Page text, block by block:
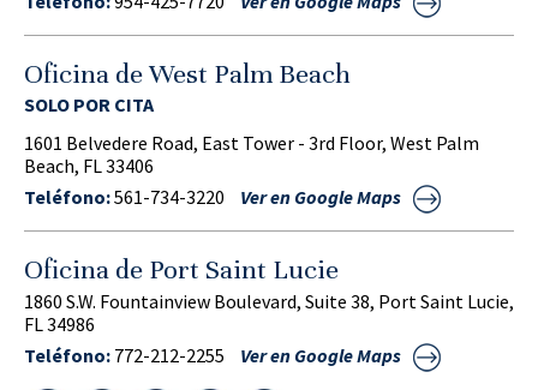
Oficina de West Palm Beach
SOLO POR CITA
1601 Belvedere Road, East Tower - 3rd Floor, West Palm
Beach, FL 33406
Teléfono:561-734-3220 Ver en Google Maps
Oficina de Port Saint Lucie
1860 S.W. Fountainview Boulevard, Suite 38, Port Saint Lucie,
FL 34986
Teléfono: 772-212-2255 Ver en Google Maps